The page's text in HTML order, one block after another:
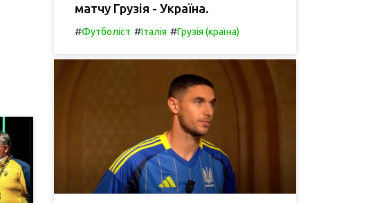
матчу Грузія - Україна.
#Футболіст #Італія #Грузія (країна)